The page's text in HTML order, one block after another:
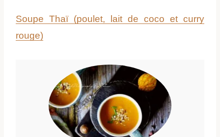
Soupe Thaï (poulet, lait de coco et curry
rouge)